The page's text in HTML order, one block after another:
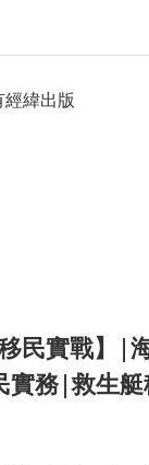
經緯出版
移民實戰】|
實務|救生艇